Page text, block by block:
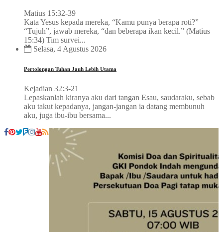
Matius 15:32-39
Kata Yesus kepada mereka, “Kamu punya berapa roti?”
“Tujuh”, jawab mereka, “dan beberapa ikan kecil.” (Matius
15:34) Tim survei...
Selasa, 4 Agustus 2026
Pertolongan Tuhan Jauh Lebih Utama
Kejadian 32:3-21
Lepaskanlah kiranya aku dari tangan Esau, saudaraku, sebab
aku takut kepadanya, jangan-jangan ia datang membunuh
aku, juga ibu-ibu bersama...